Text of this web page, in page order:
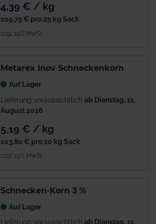
4,39 € / kg
109,75 € pro 25 kg Sack
zzgl. 19% MwSt.
Metarex Inov Schneckenkorn
Auf Lager
Lieferung voraussichtlich ab Dienstag, 11.
August 2026
5,19 € / kg
103,80 € pro 20 kg Sack
zzgl. 19% MwSt.
Schnecken-Korn 3 %
Auf Lager
Lieferung voraussichtlich ab Dienstag, 11.